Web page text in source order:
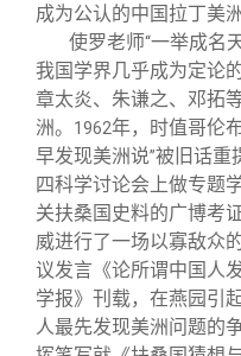
成为公认的中国拉丁美
使罗老师“一举成名
我国学界几乎成为定论
章太炎、朱谦之、邓拓
洲。
1962年，时值哥伦
早发现美洲说”被旧话重
四科学讨论会上做专题
关扶桑国史料的广博考
威进行了一场以寡敌众
议发言《论所谓中国人
学报》刊载，在燕园引起
人最先发现美洲问题的